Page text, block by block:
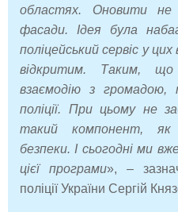
областях. Оновити
фасади.
Ідея була
поліцейський сервіс у
відкритим. Таким, що
взаємодію з громадою,
поліції. При цьому не
такий компонент, як
безпеки. І сьогодні ми
цієї програми», –
поліції України Сергій